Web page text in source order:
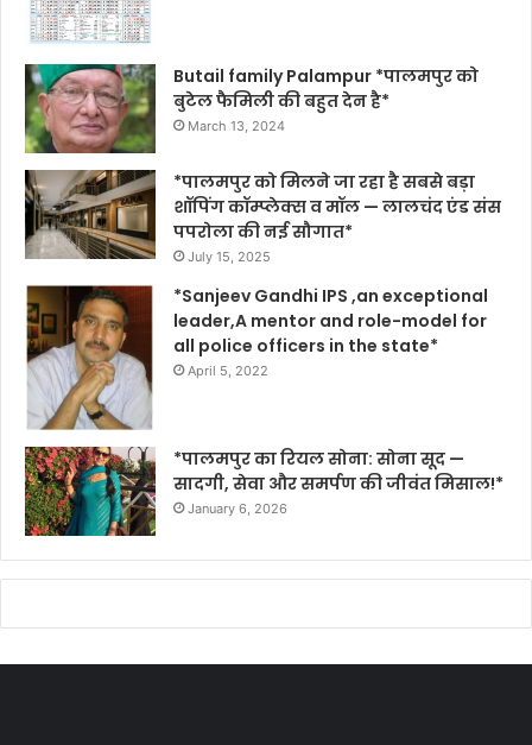
Butail family Palampur *पालमपुर को
बुटेल फैमिली की बहुत देन है*
March 13, 2024
*पालमपुर को मिलने जा रहा है सबसे बड़ा
शॉपिंग कॉम्प्लेक्स व मॉल — लालचंद एंड संस
पपरोला की नई सौगात*
July 15, 2025
*Sanjeev Gandhi IPS ,an exceptional
leader,A mentor and role-model for
all police officers in the state*
April 5, 2022
*पालमपुर का रियल सोना: सोना सूद —
सादगी, सेवा और समर्पण की जीवंत मिसाल!*
January 6, 2026